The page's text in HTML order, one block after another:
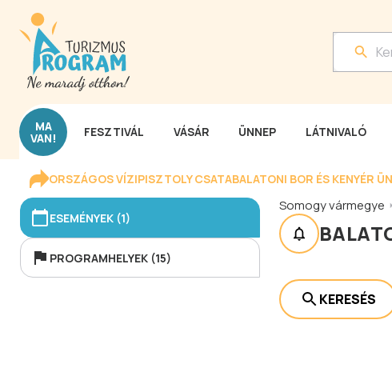
MA
VAN! FESZTIVÁL VÁSÁR ÜNNEP LÁTNIVALÓ
ORSZÁGOS VÍZIPISZTOLY CSATABALATONI BOR ÉS KENYÉR
ESEMÉNYEK (1)
PROGRAMHELYEK (15)
Somogy vármegye
KERESÉS